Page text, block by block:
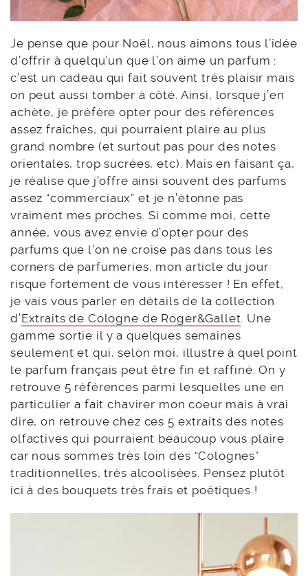
Je pense que pour Noël, nous aimons tous l’idée
d’offrir à quelqu’un que l’on aime un parfum :
c’est un cadeau qui fait souvent très plaisir mais
on peut aussi tomber à côté. Ainsi, lorsque j’en
achète, je préfère opter pour des références
assez fraîches, qui pourraient plaire au plus
grand nombre (et surtout pas pour des notes
orientales, trop sucrées, etc). Mais en faisant ça,
je réalise que j’offre ainsi souvent des parfums
assez “commerciaux” et je n’étonne pas
vraiment mes proches. Si comme moi, cette
année, vous avez envie d’opter pour des
parfums que l’on ne croise pas dans tous les
corners de parfumeries, mon article du jour
risque fortement de vous intéresser ! En effet,
je vais vous parler en détails de la collection
d’Extraits de Cologne de Roger&Gallet. Une
gamme sortie il y a quelques semaines
seulement et qui, selon moi, illustre à quel point
le parfum français peut être fin et raffiné. On y
retrouve 5 références parmi lesquelles une en
particulier a fait chavirer mon coeur mais à vrai
dire, on retrouve chez ces 5 extraits des notes
olfactives qui pourraient beaucoup vous plaire
car nous sommes très loin des “Colognes”
traditionnelles, très alcoolisées. Pensez plutôt
ici à des bouquets très frais et poétiques !